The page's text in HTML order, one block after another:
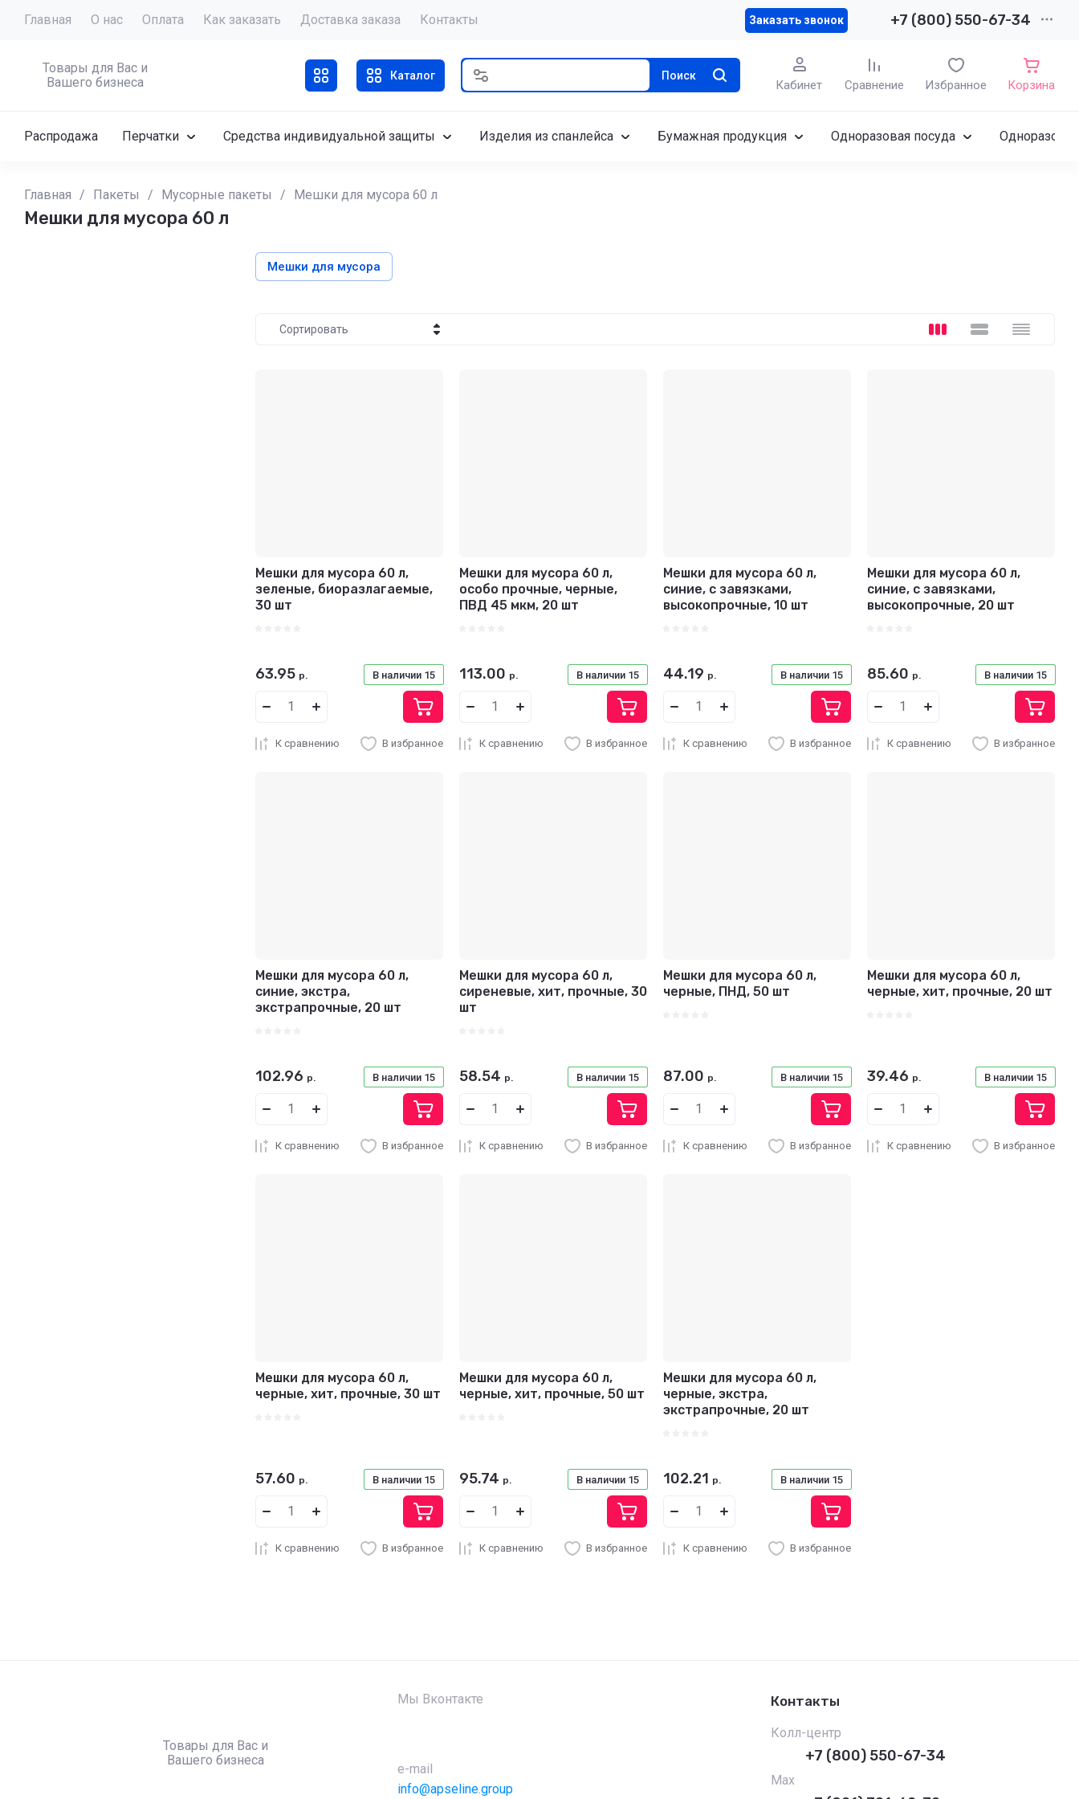
Главная О нас Оплата Как заказать Доставка заказа Контакты Заказать звонок +7 (800) 550-67-34
Товары для Вас и
Вашего бизнеса
Каталог Поиск
Кабинет Сравнение Избранное Корзина
Распродажа Перчатки Средства индивидуальной защиты Изделия из спанлейса Бумажная продукция Одноразовая посуда
Главная / Пакеты / Мусорные пакеты / Мешки для мусора 60 л
Мешки для мусора 60 л
Мешки для мусора
Сортировать
Мешки для мусора 60 л,
зеленые, биоразлагаемые,
30 шт
В наличии 15
63.95 р.
К сравнению В избранное
Мешки для мусора 60 л,
особо прочные, черные,
ПВД 45 мкм, 20 шт
В наличии 15
113.00 р.
К сравнению В избранное
Мешки для мусора 60 л,
синие, с завязками,
высокопрочные, 10 шт
В наличии 15
44.19 р.
К сравнению В избранное
Мешки для мусора 60 л,
синие, с завязками,
высокопрочные, 20 шт
В наличии 15
85.60 р.
К сравнению В избранное
Мешки для мусора 60 л,
синие, экстра,
экстрапрочные, 20 шт
В наличии 15
102.96 р.
К сравнению В избранное
Мешки для мусора 60 л,
сиреневые, хит, прочные, 30
шт
В наличии 15
58.54 р.
К сравнению В избранное
Мешки для мусора 60 л,
черные, ПНД, 50 шт
В наличии 15
87.00 р.
К сравнению В избранное
Мешки для мусора 60 л,
черные, хит, прочные, 20 шт
В наличии 15
39.46 р.
К сравнению В избранное
Мешки для мусора 60 л,
черные, хит, прочные, 30 шт
В наличии 15
57.60 р.
К сравнению В избранное
Мешки для мусора 60 л,
черные, хит, прочные, 50 шт
В наличии 15
95.74 р.
К сравнению В избранное
Мешки для мусора 60 л,
черные, экстра,
экстрапрочные, 20 шт
В наличии 15
102.21 р.
К сравнению В избранное
Товары для Вас и
Вашего бизнеса
Мы Вконтакте
e-mail
info@apseline.group
Контакты
Колл-центр
+7 (800) 550-67-34
Max